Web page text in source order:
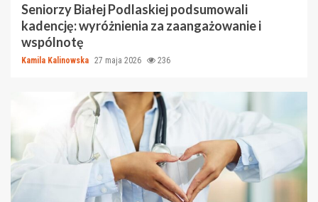
Seniorzy Białej Podlaskiej podsumowali
kadencję: wyróżnienia za zaangażowanie i
wspólnotę
Kamila Kalinowska 27 maja 2026 236